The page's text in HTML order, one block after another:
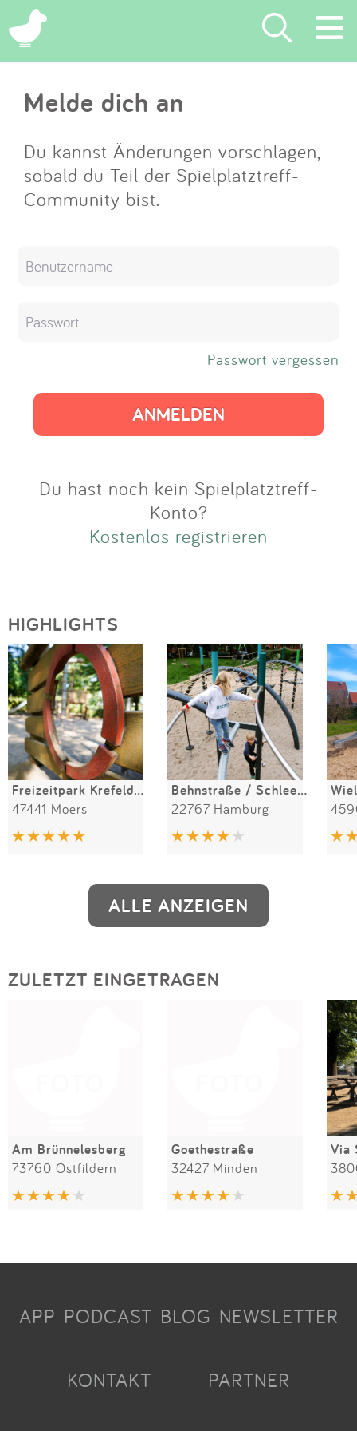
×
Suchen
Eintragen
App
Impressum
Anmelden
Melde dich an
Du kannst Änderungen vorschlagen,
sobald du Teil der Spielplatztreff-
Community bist.
Passwort vergessen
Du hast noch kein Spielplatztreff-
Konto?
Kostenlos registrieren
HIGHLIGHTS
Freizeitpark Krefelder Straße
47441 Moers
Behnstraße / Schleepark
22767 Hamburg
ALLE ANZEIGEN
ZULETZT EINGETRAGEN
Am Brünnelesberg
73760 Ostfildern
Goethestraße
32427 Minden
Via
APP PODCAST BLOG NEWSLETTER
KONTAKT PARTNER